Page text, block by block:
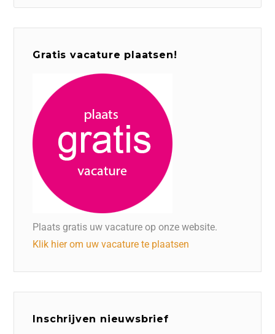
Gratis vacature plaatsen!
Plaats gratis uw vacature op onze website.
Klik hier om uw vacature te plaatsen
Inschrijven nieuwsbrief